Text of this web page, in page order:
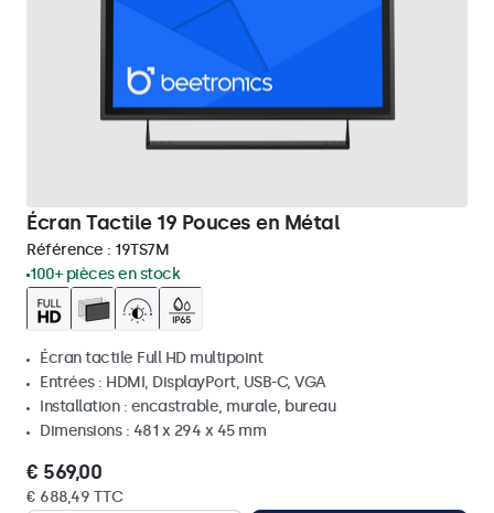
Écran Tactile 19 Pouces en Métal
Référence : 19TS7M
100+ pièces en stock
Écran tactile Full HD multipoint
Entrées : HDMI, DisplayPort, USB-C, VGA
Installation : encastrable, murale, bureau
Dimensions : 481 x 294 x 45 mm
€ 569,00
€ 688,49 TTC